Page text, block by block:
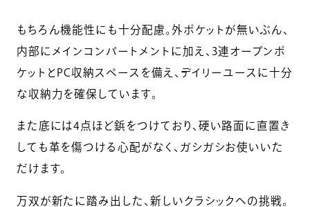
もちろん機能性にも十分配慮。外ポケットが無いぶん、
内部にメインコンパートメントに加え、3連オープンポ
ケットとPC収納スペースを備え、デイリーユースに十分
な収納力を確保しています。
また底には4点ほど鋲をつけており、硬い路面に直置き
しても革を傷つける心配がなく、ガシガシお使いいた
だけます。
万双が新たに踏み出した、新しいクラシックへの挑戦。